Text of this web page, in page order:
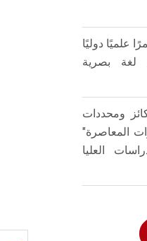
علميًا دوليًا
لغة بصرية
ومحددات
المعاصرة"
العليا